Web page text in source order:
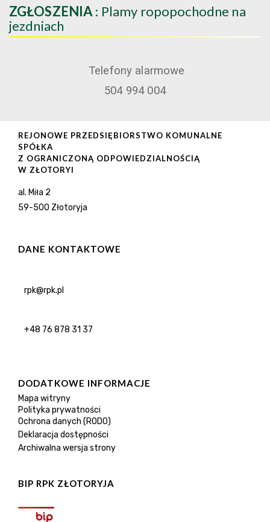
ZGŁOSZENIA : Plamy ropopochodne na
jezdniach
Telefony alarmowe
504 994 004
REJONOWE PRZEDSIĘBIORSTWO KOMUNALNE
SPÓŁKA
Z OGRANICZONĄ ODPOWIEDZIALNOŚCIĄ
W ZŁOTORYI
al. Miła 2
59-500 Złotoryja
DANE KONTAKTOWE
rpk@rpk.pl
+48 76 878 31 37
DODATKOWE INFORMACJE
Mapa witryny
Polityka prywatności
Ochrona danych (RODO)
Deklaracja dostępności
Archiwalna wersja strony
BIP RPK ZŁOTORYJA